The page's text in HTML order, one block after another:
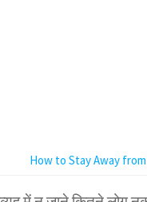
How to Stay Away